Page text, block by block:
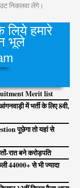
निकलवा लेंगे।
लिये हमारे
भूले
Merit list
में भर्ती के लिए 8वी,
पूछेगा तो यहां से
रात बने करोड़पति
44000+ से भी ज्यादा